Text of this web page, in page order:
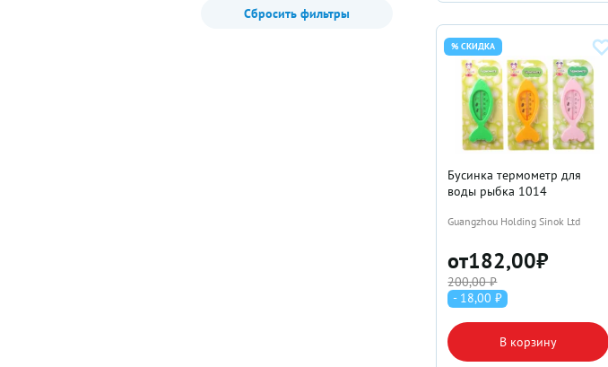
Сбросить фильтры
% СКИДКА
Бусинка термометр для
воды рыбка 1014
Guangzhou Holding Sinok Ltd
от182,00₽
200,00 ₽
- 18,00 ₽
В корзину